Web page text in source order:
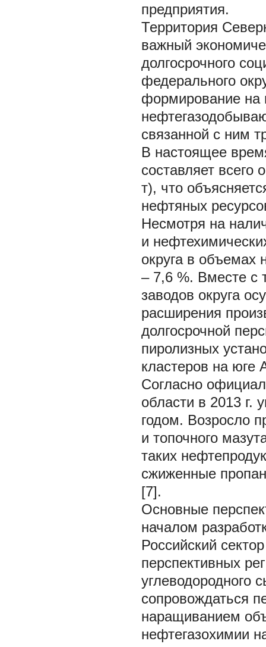
предприятия.
Территория
важный
долгосрочного
федерального
формирование на
связанной с ним
В настоящее
составляет
т), что
нефтяных
Несмотря на
и
округа в объемах
– 7,6 %. Вместе с
заводов округа
расширения
долгосрочной
пиролизных
кластеров на юге
Согласно
области в 2013 г.
годом. Возросло
и топочного
таких
сжиженные
[7].
Основные
началом
Российский
перспективных
углеводородного
сопровождаться
наращиванием
нефтегазохимии